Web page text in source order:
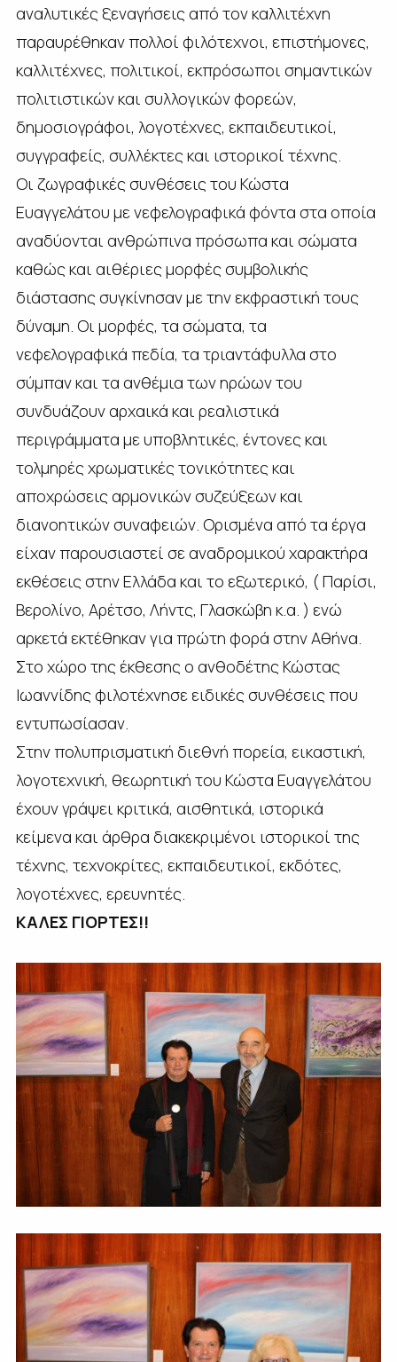
αναλυτικές ξεναγήσεις από τον καλλιτέχνη
παραυρέθηκαν πολλοί φιλότεχνοι, επιστήμονες,
καλλιτέχνες, πολιτικοί, εκπρόσωποι σημαντικών
πολιτιστικών και συλλογικών φορεών,
δημοσιογράφοι, λογοτέχνες, εκπαιδευτικοί,
συγγραφείς, συλλέκτες και ιστορικοί τέχνης.
Οι ζωγραφικές συνθέσεις του Κώστα
Ευαγγελάτου με νεφελογραφικά φόντα στα οποία
αναδύονται ανθρώπινα πρόσωπα και σώματα
καθώς και αιθέριες μορφές συμβολικής
διάστασης συγκίνησαν με την εκφραστική τους
δύναμη. Οι μορφές, τα σώματα, τα
νεφελογραφικά πεδία, τα τριαντάφυλλα στο
σύμπαν και τα ανθέμια των ηρώων του
συνδυάζουν αρχαικά και ρεαλιστικά
περιγράμματα με υποβλητικές, έντονες και
τολμηρές χρωματικές τονικότητες και
αποχρώσεις αρμονικών συζεύξεων και
διανοητικών συναφειών. Ορισμένα από τα έργα
είχαν παρουσιαστεί σε αναδρομικού χαρακτήρα
εκθέσεις στην Ελλάδα και το εξωτερικό, ( Παρίσι,
Βερολίνο, Αρέτσο, Λήντς, Γλασκώβη κ.α. ) ενώ
αρκετά εκτέθηκαν για πρώτη φορά στην Αθήνα.
Στο χώρο της έκθεσης ο ανθοδέτης Κώστας
Ιωαννίδης φιλοτέχνησε ειδικές συνθέσεις που
εντυπωσίασαν.
Στην πολυπρισματική διεθνή πορεία, εικαστική,
λογοτεχνική, θεωρητική του Κώστα Ευαγγελάτου
έχουν γράψει κριτικά, αισθητικά, ιστορικά
κείμενα και άρθρα διακεκριμένοι ιστορικοί της
τέχνης, τεχνοκρίτες, εκπαιδευτικοί, εκδότες,
λογοτέχνες, ερευνητές.
ΚΑΛΕΣ ΓΙΟΡΤΕΣ!!